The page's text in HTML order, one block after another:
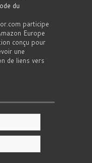
du
participe
Europe
conçu pour
une
de liens vers